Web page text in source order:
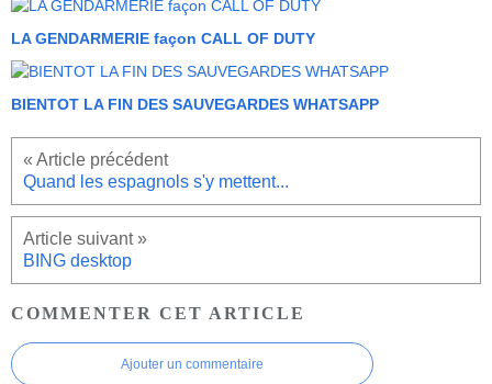
LA GENDARMERIE façon CALL OF DUTY
BIENTOT LA FIN DES SAUVEGARDES WHATSAPP
Quand les espagnols s'y mettent...
BING desktop
COMMENTER CET ARTICLE
Ajouter un commentaire